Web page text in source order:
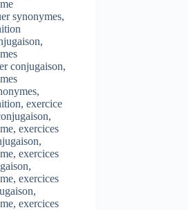
synonymes,
conjugaison,
exercice
exercices
exercices
exercices
exercices